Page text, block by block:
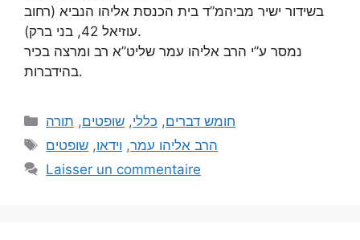
בשידור ישיר מביהמ”ד בית הכנסת אליהו הנביא (רחוב
עוזיאל 42, בני ברק).
נמסר ע”י הרב אליהו עמר שליט”א רב ומרצה בכיר
בהידברות.
חומש דברים, כללי, שופטים, תורה
הרב אליהו עמר, וידאו, שופטים
Laisser un commentaire